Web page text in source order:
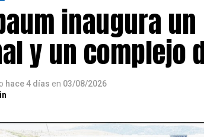
inaugura
y un complejo
hace 4 días en 03/08/2026